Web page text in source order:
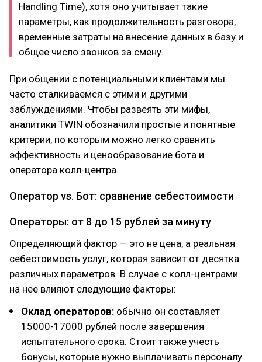
Handling Time), хотя оно учитывает такие
параметры, как продолжительность разговора,
временные затраты на внесение данных в базу и
общее число звонков за смену.
При общении с потенциальными клиентами мы
часто сталкиваемся с этими и другими
заблуждениями. Чтобы развеять эти мифы,
аналитики TWIN обозначили простые и понятные
критерии, по которым можно легко сравнить
эффективность и ценообразование бота и
оператора колл-центра.
Оператор vs. Бот: сравнение себестоимости
Операторы: от 8 до 15 рублей за минуту
Определяющий фактор — это не цена, а реальная
себестоимость услуг, которая зависит от десятка
различных параметров. В случае с колл-центрами
на нее влияют следующие факторы:
Оклад операторов: обычно он составляет
15000-17000 рублей после завершения
испытательного срока. Стоит также учесть
бонусы, которые нужно выплачивать персоналу